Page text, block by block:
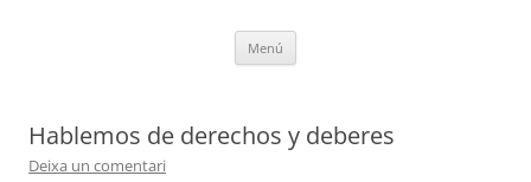
Menú
Hablemos de derechos y deberes
Deixa un comentari
ALBERG CENTRE ESPLAI
FORMACIÓ